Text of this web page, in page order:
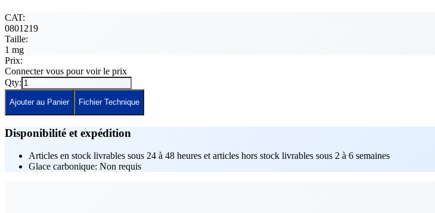
CAT:
0801219
Taille:
1 mg
Prix:
Connecter vous pour voir le prix
Qty:
Ajouter au Panier Fichier Technique
Disponibilité et expédition
Articles en stock livrables sous 24 à 48 heures et articles hors stock livrables sous 2 à 6 semaines
Glace carbonique: Non requis